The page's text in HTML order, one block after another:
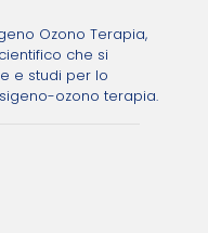
Ozono Terapia,
che si
e studi per lo
ozono terapia.